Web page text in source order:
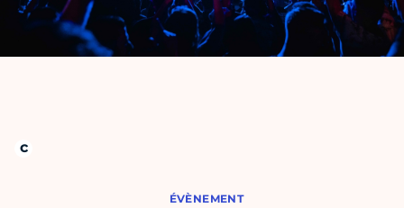
ÉVÈNEMENT